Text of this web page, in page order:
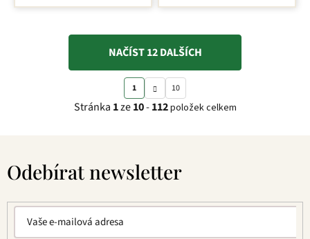
O
v
l
a
c
p
NAČÍST 12 DALŠÍCH
S
t
r
o
á
1 10
Stránka 1ze10-112položek celkem
Odebírat newsletter